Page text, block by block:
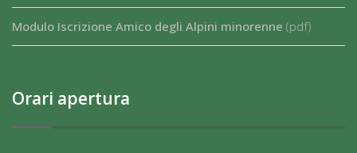
Modulo Iscrizione Amico degli Alpini minorenne (pdf)
Orari apertura